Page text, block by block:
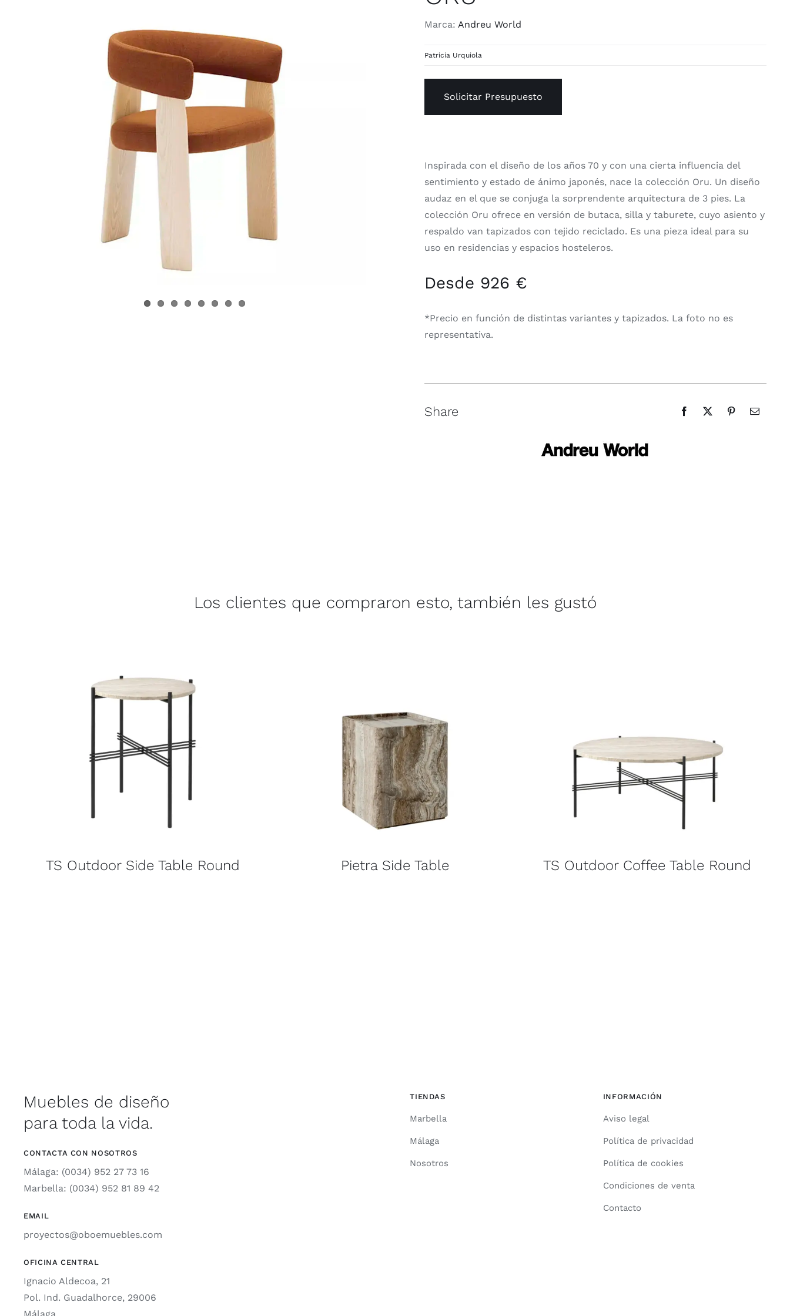
Marca:Andreu World
Patricia Urquiola
Solicitar Presupuesto
Inspirada con el diseño de los años 70 y con una cierta influencia del
sentimiento y estado de ánimo japonés, nace la colección Oru. Un diseño
audaz en el que se conjuga la sorprendente arquitectura de 3 pies. La
colección Oru ofrece en versión de butaca, silla y taburete, cuyo asiento y
respaldo van tapizados con tejido reciclado. Es una pieza ideal para su
uso en residencias y espacios hosteleros.
Desde 926 €
*Precio en función de distintas variantes y tapizados. La foto no es
representativa.
Share
Los clientes que compraron esto, también les gustó
TS Outdoor Side Table Round Pietra Side Table TS Outdoor Coffee Table Round
Muebles de diseño
para toda la vida.
CONTACTA CON NOSOTROS
Málaga: (0034) 952 27 73 16
Marbella: (0034) 952 81 89 42
EMAIL
proyectos@oboemuebles.com
OFICINA CENTRAL
Ignacio Aldecoa, 21
Pol. Ind. Guadalhorce, 29006
TIENDAS
Marbella
Málaga
Nosotros
INFORMACIÓN
Aviso legal
Política de privacidad
Política de cookies
Condiciones de venta
Contacto